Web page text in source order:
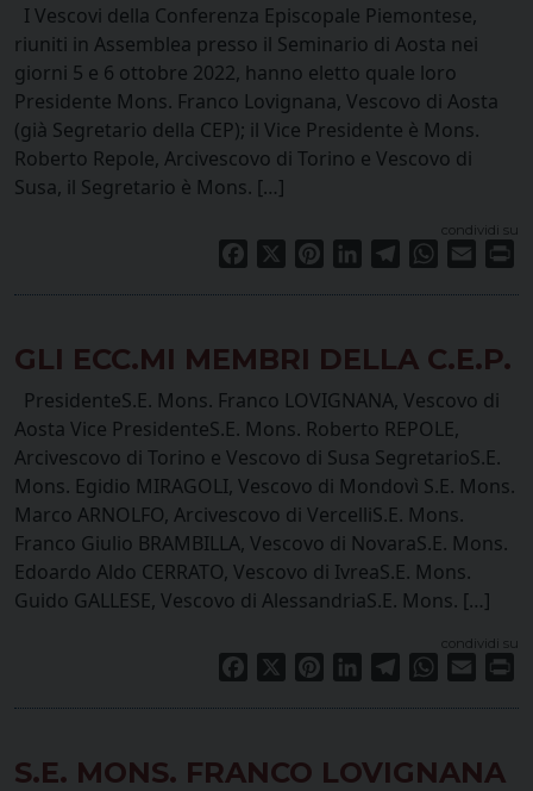
I Vescovi della Conferenza Episcopale Piemontese,
riuniti in Assemblea presso il Seminario di Aosta nei
giorni 5 e 6 ottobre 2022, hanno eletto quale loro
Presidente Mons. Franco Lovignana, Vescovo di Aosta
(già Segretario della CEP); il Vice Presidente è Mons.
Roberto Repole, Arcivescovo di Torino e Vescovo di
Susa, il Segretario è Mons. […]
condividi su
Facebook PinterestLinkedInTelegramWhatsApp
Email
GLI ECC.MI MEMBRI DELLA C.E.P.
PresidenteS.E. Mons. Franco LOVIGNANA, Vescovo di
Aosta Vice PresidenteS.E. Mons. Roberto REPOLE,
Arcivescovo di Torino e Vescovo di Susa SegretarioS.E.
Mons. Egidio MIRAGOLI, Vescovo di Mondovì S.E. Mons.
Marco ARNOLFO, Arcivescovo di VercelliS.E. Mons.
Franco Giulio BRAMBILLA, Vescovo di NovaraS.E. Mons.
Edoardo Aldo CERRATO, Vescovo di IvreaS.E. Mons.
Guido GALLESE, Vescovo di AlessandriaS.E. Mons. […]
condividi su
Facebook PinterestLinkedInTelegramWhatsApp
Email
S.E. MONS. FRANCO LOVIGNANA